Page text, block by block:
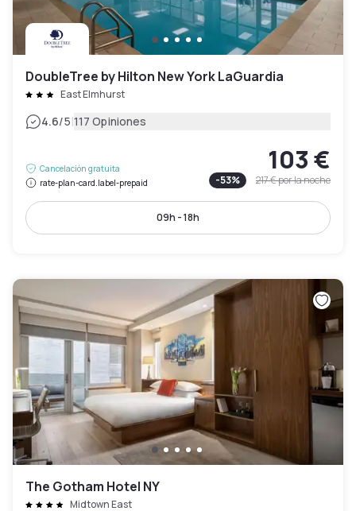
DoubleTree by Hilton New York LaGuardia
East Elmhurst
4.6/5|117 Opiniones
Cancelación gratuita
rate-plan-card.label-prepaid
103 €
-53% 217 €por la noche
09h - 18h
The Gotham Hotel NY
Midtown East